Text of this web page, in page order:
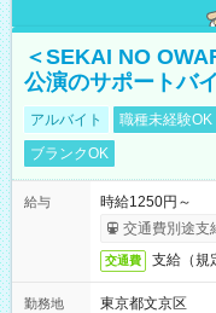
＜SEKAI NO
公演のサポートバ
アルバイト 職種未経験OK
ブランクOK
給与
時給1250円～
交通費別途支
交通費 支給（規
勤務地
東京都文京区